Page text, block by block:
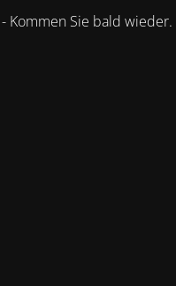
Kommen Sie bald wieder.